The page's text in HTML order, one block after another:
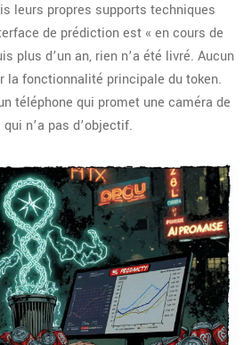
leurs propres supports techniques
de prédiction est « en cours de
plus d’un an, rien n’a été livré. Aucun
la fonctionnalité principale du token.
téléphone qui promet une caméra de
n’a pas d’objectif.